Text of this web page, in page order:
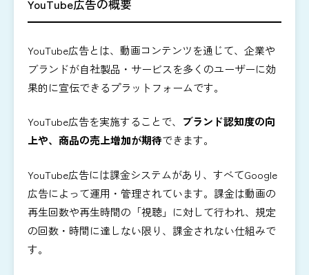
YouTube広告の概要
YouTube広告とは、動画コンテンツを通じて、企業や
ブランドが自社製品・サービスを多くのユーザーに効
果的に宣伝できるプラットフォームです。
YouTube広告を実施することで、 ブランド認知度の向
上や、商品の売上増加が期待できます。
YouTube広告には課金システムがあり、すべてGoogle
広告によって運用・管理されています。課金は動画の
再生回数や再生時間の「視聴」に対して行われ、規定
の回数・時間に達しない限り、課金されない仕組みで
す。